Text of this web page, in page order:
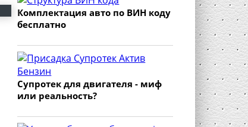
Комплектация авто по ВИН коду
бесплатно
Супротек для двигателя - миф
или реальность?